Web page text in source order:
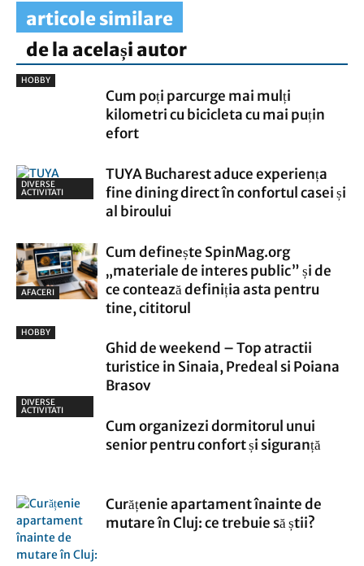
articole similare
de la același autor
HOBBY
Cum poți parcurge mai mulți
kilometri cu bicicleta cu mai puțin
efort
DIVERSE
ACTIVITATI
TUYA Bucharest aduce experiența
fine dining direct în confortul casei și
al biroului
AFACERI
Cum definește SpinMag.org
„materiale de interes public” și de
ce contează definiția asta pentru
tine, cititorul
HOBBY
Ghid de weekend – Top atractii
turistice in Sinaia, Predeal si Poiana
Brasov
DIVERSE
ACTIVITATI
Cum organizezi dormitorul unui
senior pentru confort și siguranță
Curățenie apartament înainte de
mutare în Cluj: ce trebuie să știi?